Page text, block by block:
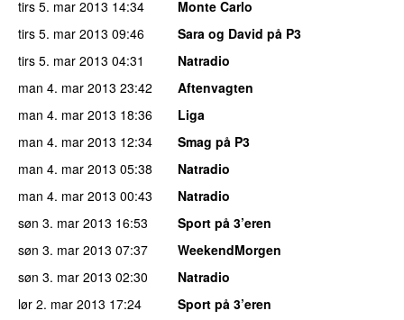
tirs 5. mar 2013 14:34
Monte Carlo
tirs 5. mar 2013 09:46
Sara og David på P3
tirs 5. mar 2013 04:31
Natradio
man 4. mar 2013 23:42
Aftenvagten
man 4. mar 2013 18:36
Liga
man 4. mar 2013 12:34
Smag på P3
man 4. mar 2013 05:38
Natradio
man 4. mar 2013 00:43
Natradio
søn 3. mar 2013 16:53
Sport på 3’eren
søn 3. mar 2013 07:37
WeekendMorgen
søn 3. mar 2013 02:30
Natradio
lør 2. mar 2013 17:24
Sport på 3’eren